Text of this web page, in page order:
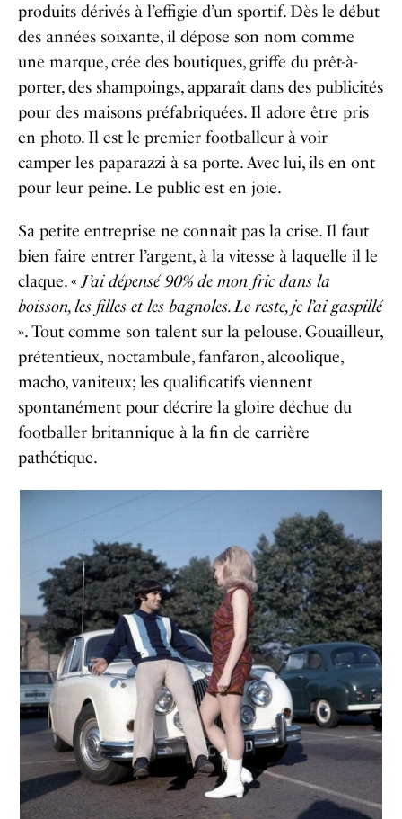
produits dérivés à l’effigie d’un sportif. Dès le début
des années soixante, il dépose son nom comme
une marque, crée des boutiques, griffe du prêt-à-
porter, des shampoings, apparaît dans des publicités
pour des maisons préfabriquées. Il adore être pris
en photo. Il est le premier footballeur à voir
camper les paparazzi à sa porte. Avec lui, ils en ont
pour leur peine. Le public est en joie.
Sa petite entreprise ne connaît pas la crise. Il faut
bien faire entrer l’argent, à la vitesse à laquelle il le
claque. «J’ai dépensé 90% de mon fric dans la
boisson, les filles et les bagnoles. Le reste, je l’ai gaspillé
». Tout comme son talent sur la pelouse. Gouailleur,
prétentieux, noctambule, fanfaron, alcoolique,
macho, vaniteux; les qualificatifs viennent
spontanément pour décrire la gloire déchue du
footballer britannique à la fin de carrière
pathétique.